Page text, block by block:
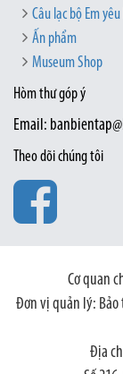
Câu lạc bộ Em
Ấn phẩm
Museum Shop
Hòm thư góp ý
Email:
Theo dõi chúng tôi
Cơ quan
Đơn vị quản lý: Bảo
Địa